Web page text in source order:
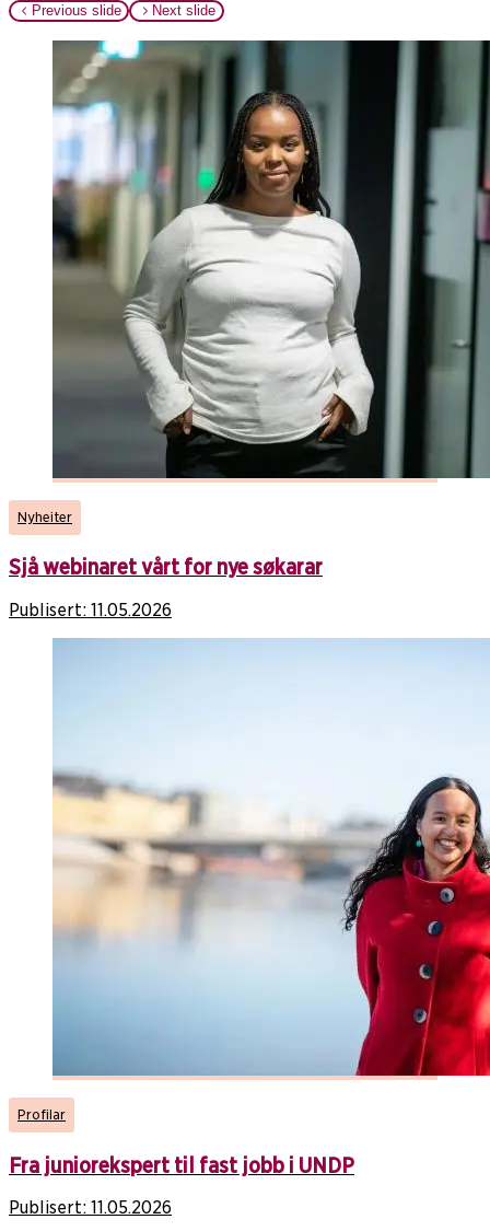
Previous slide Next slide
Nyheiter
Sjå webinaret vårt for nye søkarar
Publisert: 11.05.2026
Profilar
Fra juniorekspert til fast jobb i UNDP
Publisert: 11.05.2026